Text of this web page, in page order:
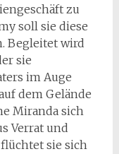
zu
soll sie diese
Begleitet wird
sie
im Auge
dem Gelände
Miranda sich
Verrat und
sie sich